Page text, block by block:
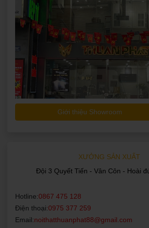
Giới thiệu Showroom
XƯỞNG SẢN XUẤT
Đội 3 Quyết Tiến - Vân Côn - Hoài
Hotline:0867 475 128
Điện thoại:0975 377 259
Email:noithatthuanphat88@gmail.com